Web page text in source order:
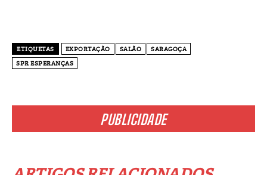
PUBLICIDADE
ETIQUETAS EXPORTAÇÃO SALÃO
SARAGOÇA
SPR ESPERANÇAS